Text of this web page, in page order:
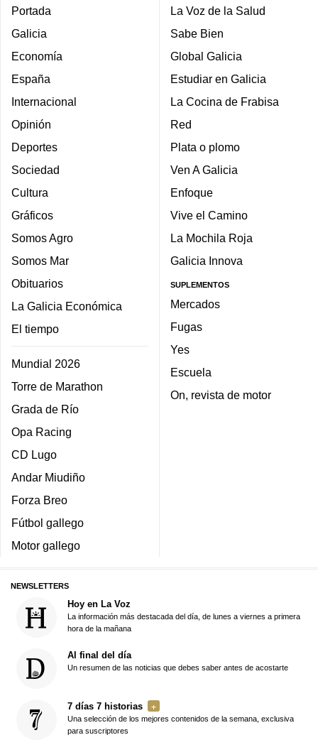
Portada
Galicia
Economía
España
Internacional
Opinión
Deportes
Sociedad
Cultura
Gráficos
Somos Agro
Somos Mar
Obituarios
La Galicia Económica
El tiempo
Mundial 2026
Torre de Marathon
Grada de Río
Opa Racing
CD Lugo
Andar Miudiño
Forza Breo
Fútbol gallego
Motor gallego
La Voz de la Salud
Sabe Bien
Global Galicia
Estudiar en Galicia
La Cocina de Frabisa
Red
Plata o plomo
Ven A Galicia
Enfoque
Vive el Camino
La Mochila Roja
Galicia Innova
SUPLEMENTOS
Mercados
Fugas
Yes
Escuela
On, revista de motor
NEWSLETTERS
Hoy en La Voz
La información más destacada del día, de lunes a viernes a primera
hora de la mañana
Al final del día
Un resumen de las noticias que debes saber antes de acostarte
7 días 7 historias
Una selección de los mejores contenidos de la semana, exclusiva
para suscriptores